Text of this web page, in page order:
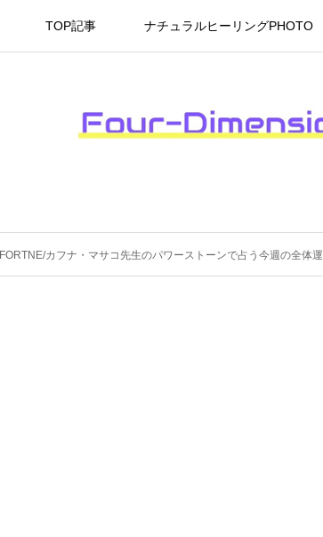
TOP記事 ナチュラルヒーリングPHOTO
FORTNE/カフナ・マサコ先生のパワーストーンで占う今週の全体運